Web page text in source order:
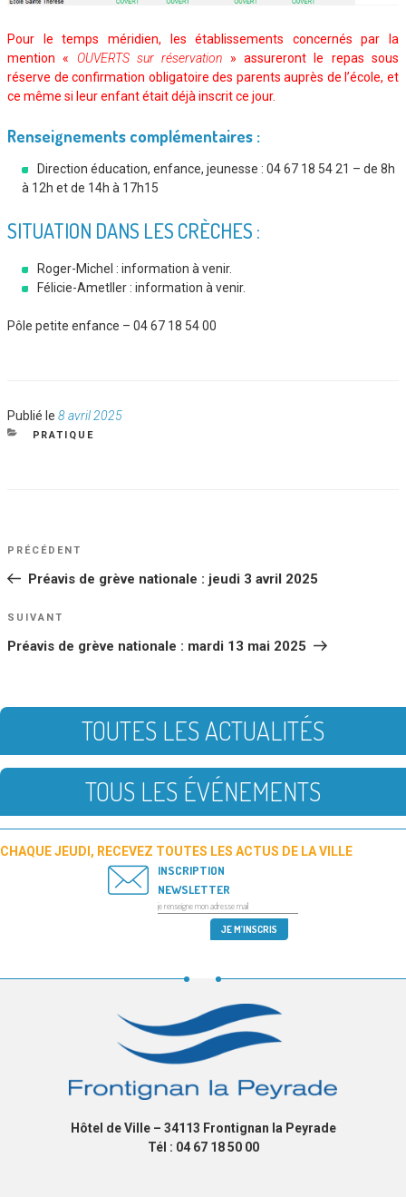
Pour le temps méridien, les établissements concernés par la
mention « OUVERTS sur réservation » assureront le repas sous
réserve de confirmation obligatoire des parents auprès de l’école, et
ce même si leur enfant était déjà inscrit ce jour.
Renseignements complémentaires :
Direction éducation, enfance, jeunesse : 04 67 18 54 21 – de 8h
à 12h et de 14h à 17h15
SITUATION DANS LES CRÈCHES :
Roger-Michel : information à venir.
Félicie-Ametller : information à venir.
Pôle petite enfance – 04 67 18 54 00
Publié le Publié
le
8 avril 2025
CATÉGORIES
PRATIQUE
NAVIGATION
DE
Article
PRÉCÉDENT
Préavis de grève nationale : jeudi 3 avril 2025
Article
SUIVANT
Préavis de grève nationale : mardi 13 mai 2025
TOUTES LES ACTUALITÉS
TOUS LES ÉVÉNEMENTS
CHAQUE JEUDI, RECEVEZ TOUTES LES ACTUS DE LA VILLE
INSCRIPTION
NEWSLETTER
Hôtel de Ville – 34113 Frontignan la Peyrade
Tél : 04 67 18 50 00